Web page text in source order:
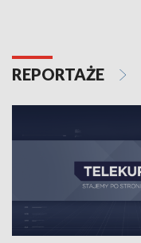
REPORTAŻE